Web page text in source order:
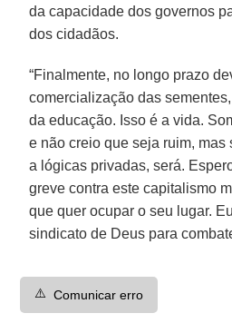
da capacidade dos governos
dos cidadãos.
“Finalmente, no longo prazo
comercialização das
da educação. Isso é a vida.
e não creio que seja ruim, mas
a lógicas privadas, será.
greve contra este capitalismo
que quer ocupar o seu lugar.
sindicato de Deus para
⚠️ Comunicar erro